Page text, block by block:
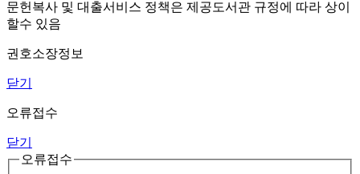
문헌복사 및 대출서비스 정책은 제공도서관 규정에 따라 상이
할수 있음
권호소장정보
닫기
오류접수
닫기
오류접수